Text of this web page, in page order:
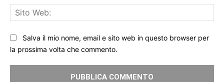
Salva il mio nome, email e sito web in questo browser per
la prossima volta che commento.